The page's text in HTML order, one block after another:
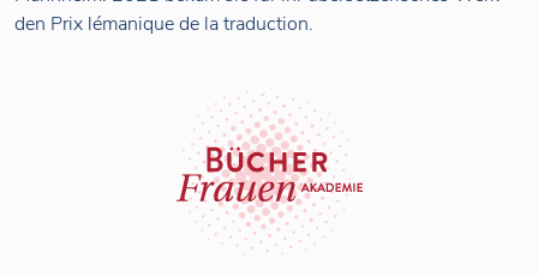
den Prix lémanique de la traduction.